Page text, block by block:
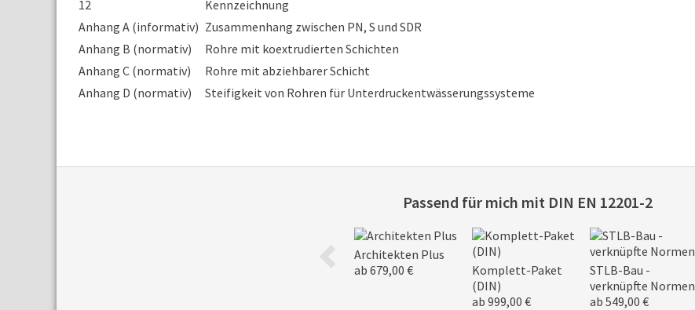
12
Kennzeichnung
Anhang A (informativ) Zusammenhang zwischen PN, S und SDR
Anhang B (normativ)
Rohre mit koextrudierten Schichten
Anhang C (normativ)
Rohre mit abziehbarer Schicht
Anhang D (normativ)
Steifigkeit von Rohren für Unterdruckentwässerungssysteme
Passend für mich mit DIN EN 12201-2
Architekten Plus
ab 679,00 €
Komplett-Paket
(DIN)
ab 999,00 €
STLB-Bau -
verknüpfte Normen
ab 549,00 €